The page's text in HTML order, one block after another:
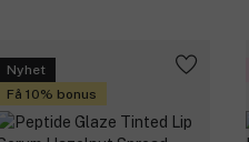
Nyhet
Få 10% bonus